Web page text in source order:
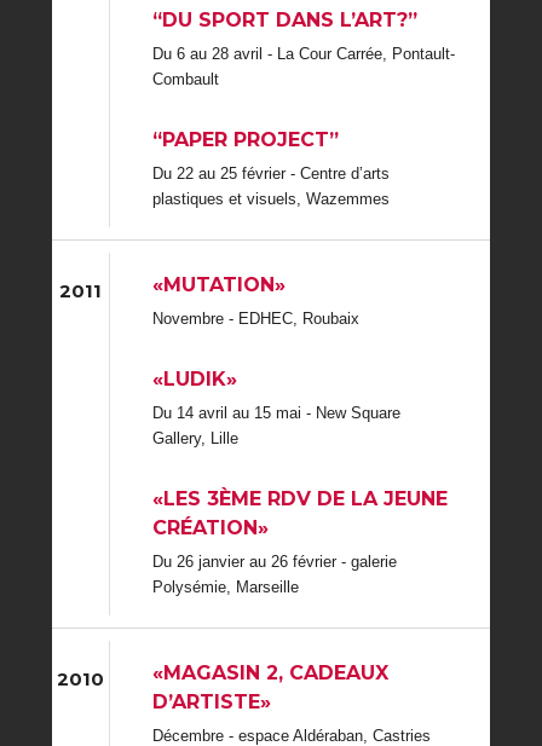
“DU SPORT DANS L’ART?”
Du 6 au 28 avril - La Cour Carrée, Pontault-
Combault
“PAPER PROJECT”
Du 22 au 25 février - Centre d’arts
plastiques et visuels, Wazemmes
2011 «MUTATION»
Novembre - EDHEC, Roubaix
«LUDIK»
Du 14 avril au 15 mai - New Square
Gallery, Lille
«LES 3ÈME RDV DE LA JEUNE
CRÉATION»
Du 26 janvier au 26 février - galerie
Polysémie, Marseille
2010
«MAGASIN 2, CADEAUX
D’ARTISTE»
Décembre - espace Aldéraban, Castries